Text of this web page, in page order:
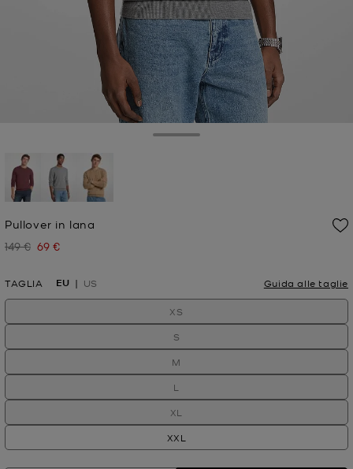
Pullover in lana
Prezzo iniziale
149 € Prezzo attuale
69 €
TAGLIA EU US Guida alle taglie
XS
S
M
L
XL
XXL